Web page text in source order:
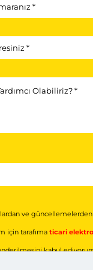
ve
için tarafımaticari
kabul